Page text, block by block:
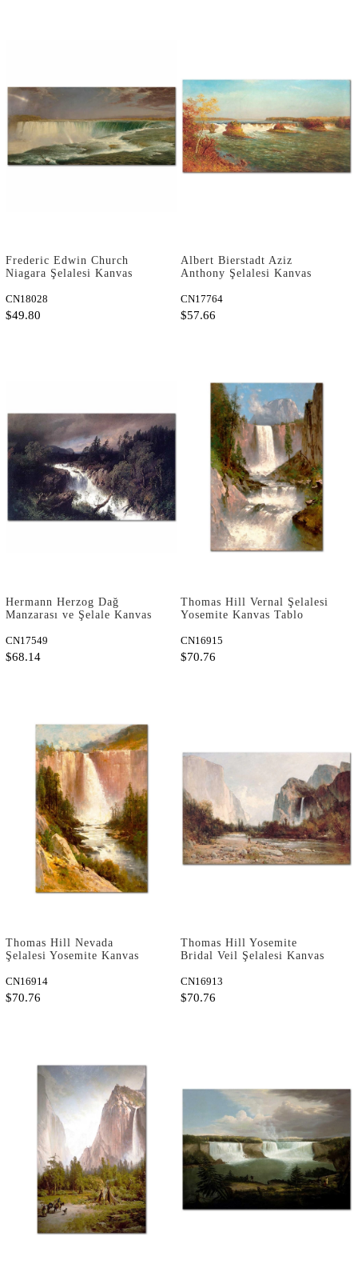
Frederic Edwin Church
Niagara Şelalesi Kanvas
CN18028
$49.80
Albert Bierstadt Aziz
Anthony Şelalesi Kanvas
CN17764
$57.66
Hermann Herzog Dağ
Manzarası ve Şelale Kanvas
CN17549
$68.14
Thomas Hill Vernal Şelalesi
Yosemite Kanvas Tablo
CN16915
$70.76
Thomas Hill Nevada
Şelalesi Yosemite Kanvas
CN16914
$70.76
Thomas Hill Yosemite
Bridal Veil Şelalesi Kanvas
CN16913
$70.76